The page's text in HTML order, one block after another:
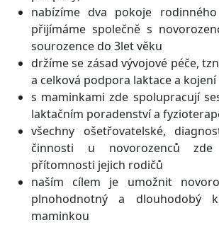
nabízíme dva pokoje
přijímáme společně s
sourozence do 3let věku
držíme se zásad vývojové péče,
a celková podpora laktace a kojení
s maminkami zde spolupracují
laktačním poradenství a
všechny ošetřovatelské,
činnosti u novorozenců
přítomnosti jejich rodičů
naším cílem je umožnit
plnohodnotný a dlouhodobý
maminkou